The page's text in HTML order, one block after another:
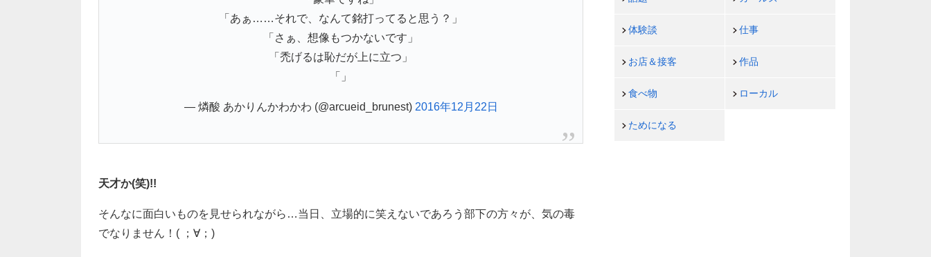
「あぁ……それで、なんて銘打ってると思う？」
「さぁ、想像もつかないです」
「禿げるは恥だが上に立つ」
「」
— 燐酸 あかりんかわかわ (@arcueid_brunest) 2016年12月22日
天才か(笑)!!
そんなに面白いものを見せられながら…当日、立場的に笑えないであろう部下の方々が、気の毒
でなりません！( ；∀；)
体験談 仕事
お店＆接客 作品
食べ物 ローカル
ためになる